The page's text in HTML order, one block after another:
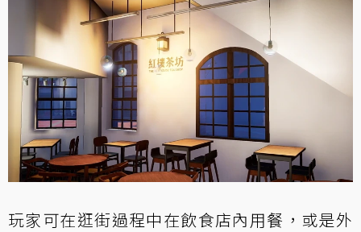
玩家可在逛街過程中在飲食店內用餐，或是外